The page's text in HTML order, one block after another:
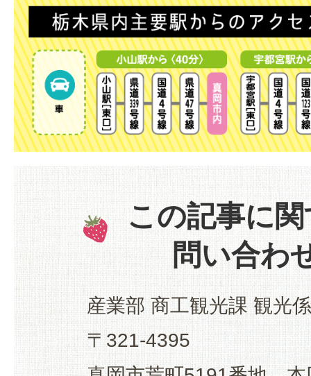
この記事に
問い合わ
産業部 商工観光課 観光係
〒321-4395